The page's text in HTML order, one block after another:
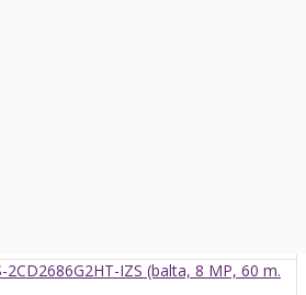
IZS (balta, 8 MP, 60 m.